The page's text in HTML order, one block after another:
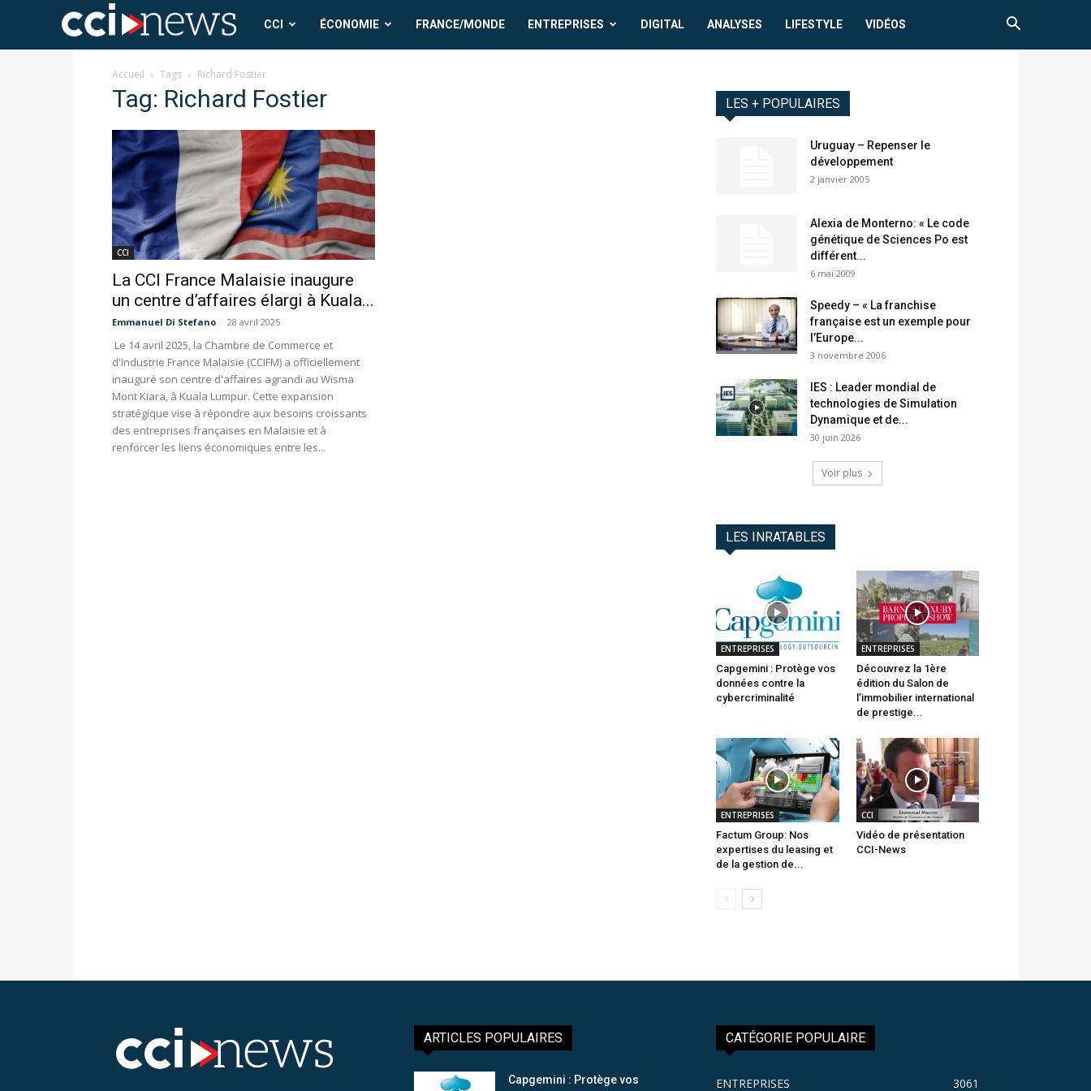
CCI
News
CCI ÉCONOMIE FRANCE/MONDE ENTREPRISES DIGITAL ANALYSES LIFESTYLE VIDÉOS
Accueil Tags Richard Fostier
Tag: Richard Fostier
CCI
La CCI France Malaisie inaugure
un centre d’affaires élargi à Kuala...
Emmanuel Di Stefano - 28 avril 2025
Le 14 avril 2025, la Chambre de Commerce et
d'Industrie France Malaisie (CCIFM) a officiellement
inauguré son centre d'affaires agrandi au Wisma
Mont Kiara, à Kuala Lumpur. Cette expansion
stratégique vise à répondre aux besoins croissants
des entreprises françaises en Malaisie et à
renforcer les liens économiques entre les...
LES + POPULAIRES
Uruguay – Repenser le
développement
2 janvier 2005
Alexia de Monterno: « Le code
génétique de Sciences Po est
différent...
6 mai 2009
Speedy – « La franchise
française est un exemple pour
l’Europe...
3 novembre 2006
IES : Leader mondial de
technologies de Simulation
Dynamique et de...
30 juin 2026
Voir plus
LES INRATABLES
ENTREPRISES
Capgemini : Protège vos
données contre la
cybercriminalité
ENTREPRISES
Découvrez la 1ère
édition du Salon de
l’immobilier international
de prestige...
ENTREPRISES
Factum Group: Nos
expertises du leasing et
de la gestion de...
CCI
Vidéo de présentation
CCI-News
ARTICLES POPULAIRES
Capgemini : Protège vos
CATÉGORIE POPULAIRE
ENTREPRISES 3061